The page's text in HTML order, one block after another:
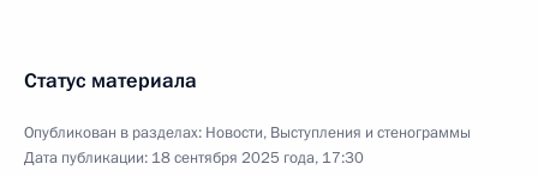
Статус материала
Опубликован в разделах: Новости, Выступления и стенограммы
Дата публикации: 18 сентября 2025 года, 17:30